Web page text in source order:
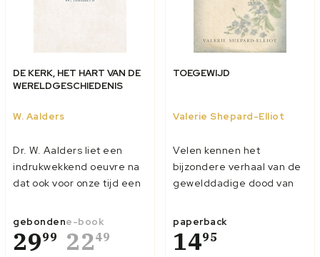
DE KERK, HET HART VAN DE
WERELDGESCHIEDENIS
W. Aalders
Dr. W. Aalders liet een
indrukwekkend oeuvre na
dat ook voor onze tijd een
samenwerking met de
Stichting Vrienden van dr.
H.F. Kohlbrugge zal zijn
gebonden
2999
e-book
2249
TOEGEWIJD
Valerie Shepard-Elliot
Velen kennen het
bijzondere verhaal van de
gewelddadige dood van
1956. Ook de moed van
zijn weduwe Elisabeth is
bekend. Zij ging een paar
paperback
1495